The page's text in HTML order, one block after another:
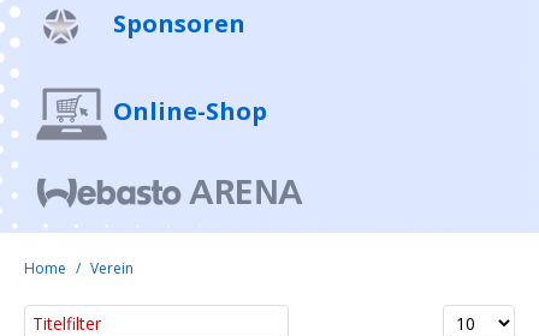
Sponsoren
Online-Shop
Home Verein
Titelfilter Anzeige #